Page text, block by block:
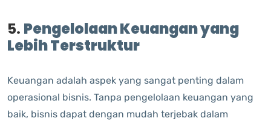
5. Pengelolaan Keuangan yang
Lebih Terstruktur
Keuangan adalah aspek yang sangat penting dalam
operasional bisnis. Tanpa pengelolaan keuangan yang
baik, bisnis dapat dengan mudah terjebak dalam